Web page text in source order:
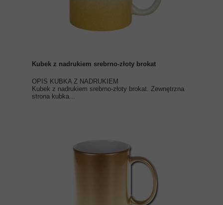
Kubek z nadrukiem srebrno-złoty brokat
OPIS KUBKA Z NADRUKIEM
Kubek z nadrukiem srebrno-złoty brokat. Zewnętrzna
strona kubka...